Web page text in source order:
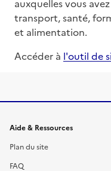
auxquelles vous
transport, santé,
et alimentation.
Accéder à l'outil de
Informations
Aide & Ressources
Plan du site
FAQ